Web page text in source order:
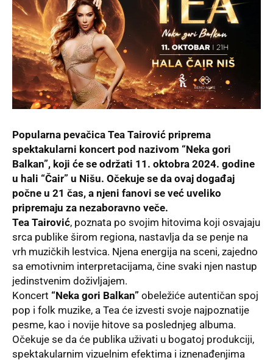
Popularna pevačica Tea Tairović priprema
spektakularni koncert pod nazivom “Neka gori
Balkan”, koji će se održati 11. oktobra 2024. godine
u hali “Čair” u Nišu. Očekuje se da ovaj događaj
počne u 21 čas, a njeni fanovi se već uveliko
pripremaju za nezaboravno veče.
Tea Tairović, poznata po svojim hitovima koji osvajaju
srca publike širom regiona, nastavlja da se penje na
vrh muzičkih lestvica. Njena energija na sceni, zajedno
sa emotivnim interpretacijama, čine svaki njen nastup
jedinstvenim doživljajem.
Koncert “Neka gori Balkan” obeležiće autentičan spoj
pop i folk muzike, a Tea će izvesti svoje najpoznatije
pesme, kao i novije hitove sa poslednjeg albuma.
Očekuje se da će publika uživati u bogatoj produkciji,
spektakularnim vizuelnim efektima i iznenađenjima